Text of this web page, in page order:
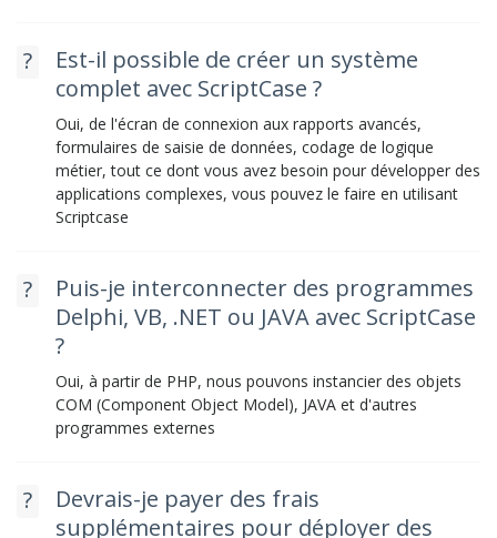
Est-il possible de créer un système
complet avec ScriptCase ?
Oui, de l'écran de connexion aux rapports avancés,
formulaires de saisie de données, codage de logique
métier, tout ce dont vous avez besoin pour développer des
applications complexes, vous pouvez le faire en utilisant
Scriptcase
Puis-je interconnecter des programmes
Delphi, VB, .NET ou JAVA avec ScriptCase
?
Oui, à partir de PHP, nous pouvons instancier des objets
COM (Component Object Model), JAVA et d'autres
programmes externes
Devrais-je payer des frais
supplémentaires pour déployer des